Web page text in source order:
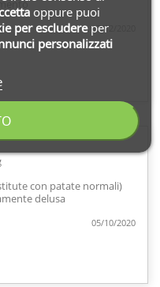
17/12/2020
con patate normali)
delusa
05/10/2020
oppure puoi
per escludereper
personalizzati